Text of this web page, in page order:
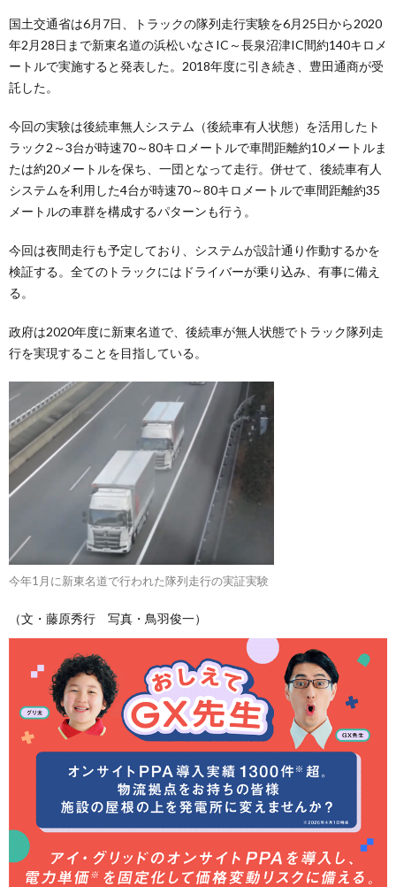
国土交通省は6月7日、トラックの隊列走行実験を6月25日から2020
年2月28日まで新東名道の浜松いなさIC～長泉沼津IC間約140キロメ
ートルで実施すると発表した。2018年度に引き続き、豊田通商が受
託した。
今回の実験は後続車無人システム（後続車有人状態）を活用したト
ラック2～3台が時速70～80キロメートルで車間距離約10メートルま
たは約20メートルを保ち、一団となって走行。併せて、後続車有人
システムを利用した4台が時速70～80キロメートルで車間距離約35
メートルの車群を構成するパターンも行う。
今回は夜間走行も予定しており、システムが設計通り作動するかを
検証する。全てのトラックにはドライバーが乗り込み、有事に備え
る。
政府は2020年度に新東名道で、後続車が無人状態でトラック隊列走
行を実現することを目指している。
今年1月に新東名道で行われた隊列走行の実証実験
（文・藤原秀行 写真・鳥羽俊一）